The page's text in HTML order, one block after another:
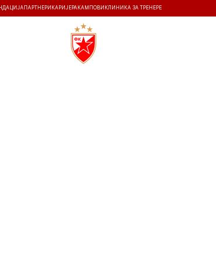
ПАРТНЕРИ КАРИЈЕРА КАМПОВИ КЛИНИКА ЗА ТРЕНЕРЕ